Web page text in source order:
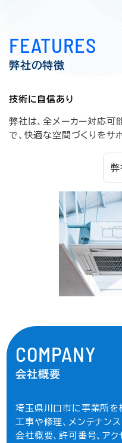
FEATURES
弊社の特徴
技術に自信あり
弊社は、全メーカー対応可
で、快適な空間づくりをサ
弊
COMPANY
会社概要
埼玉県川口市に事業所を
工事や修理、メンテナン
会社概要、許可番号、ア